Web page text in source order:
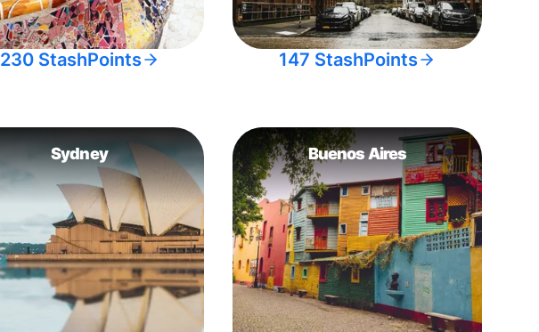
230 StashPoints 147 StashPoints
Sydney Buenos Aires